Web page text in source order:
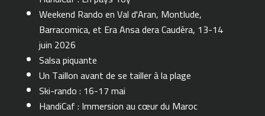
Weekend Rando en Val d'Aran, Montlude,
Barracomica, et Era Ansa dera Caudèra, 13-14
juin 2026
Salsa piquante
Un Taillon avant de se tailler à la plage
Ski-rando : 16-17 mai
HandiCaf : Immersion au cœur du Maroc